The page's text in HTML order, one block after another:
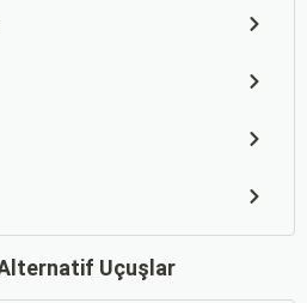
Alternatif Uçuşlar